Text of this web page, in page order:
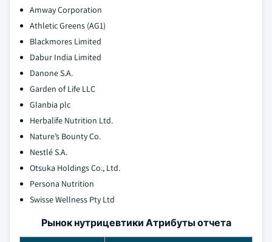
Amway Corporation
Athletic Greens (AG1)
Blackmores Limited
Dabur India Limited
Danone S.A.
Garden of Life LLC
Glanbia plc
Herbalife Nutrition Ltd.
Nature’s Bounty Co.
Nestlé S.A.
Otsuka Holdings Co., Ltd.
Persona Nutrition
Swisse Wellness Pty Ltd
Рынок нутрицевтики Атрибуты отчета